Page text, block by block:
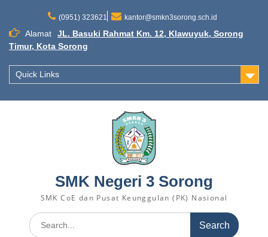
content
(0951) 323621 kantor@smkn3sorong.sch.id
Alamat
JL. Basuki Rahmat Km. 12, Klawuyuk, Sorong
Timur, Kota Sorong
Quick Links
SMK Negeri 3 Sorong
SMK CoE dan Pusat Keunggulan (PK) Nasional
Search
for: